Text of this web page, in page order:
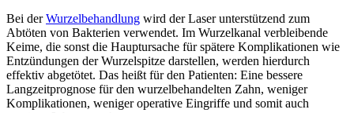
Bei derWurzelbehandlung wird der Laser unterstützend zum
Abtöten von Bakterien verwendet. Im Wurzelkanal verbleibende
Keime, die sonst die Hauptursache für spätere Komplikationen wie
Entzündungen der Wurzelspitze darstellen, werden hierdurch
effektiv abgetötet. Das heißt für den Patienten: Eine bessere
Langzeitprognose für den wurzelbehandelten Zahn, weniger
Komplikationen, weniger operative Eingriffe und somit auch